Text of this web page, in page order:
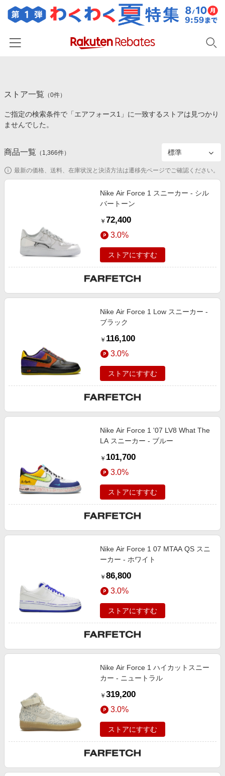
カテゴリー一覧
百貨店・総合ECモール
食品・スイーツ・お酒
コスメ・健康・医薬品
エンタメ
スポーツ・アウトドア・ゴルフ
旅行・レジャー・ホテル予約
デジタルコンテンツ
ビジネス・その他サービス
イベント一覧
初回購入者限定特典
対象ストア新規限定特典
楽天サービス特集
旅行特集
お中元特集2026
Apple公式サイト×楽天カード分割払い
ストア一覧 （0件）
ご指定の検索条件で「エアフォース1」に一致するストアは見つかり
ませんでした。
商品一覧 （ 1,366件）
最新の価格、送料、在庫状況と決済方法は遷移先ページでご確認ください。
Nike Air Force 1 スニーカー - シル
バートーン
￥ 72,400
3.0%
ストアにすすむ
Nike Air Force 1 Low スニーカー -
ブラック
￥ 116,100
3.0%
ストアにすすむ
Nike Air Force 1 '07 LV8 What The
LA スニーカー - ブルー
￥ 101,700
3.0%
ストアにすすむ
Nike Air Force 1 07 MTAA QS スニ
ーカー - ホワイト
￥ 86,800
3.0%
ストアにすすむ
Nike Air Force 1 ハイカットスニー
カー - ニュートラル
￥ 319,200
3.0%
ストアにすすむ